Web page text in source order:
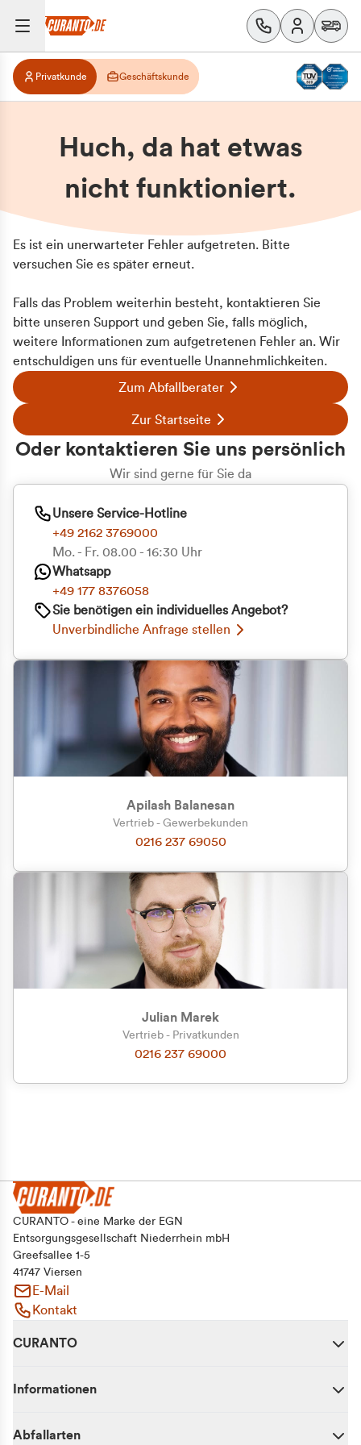
Zu welcher Kundengruppe
gehören Sie?
Privatkunde (inkl. MwSt.)
Geschäftskunde (exkl. MwSt.)
Privatkunde Geschäftskunde
Huch, da hat etwas
nicht funktioniert.
Es ist ein unerwarteter Fehler aufgetreten. Bitte
versuchen Sie es später erneut.
Falls das Problem weiterhin besteht, kontaktieren Sie
bitte unseren Support und geben Sie, falls möglich,
weitere Informationen zum aufgetretenen Fehler an. Wir
entschuldigen uns für eventuelle Unannehmlichkeiten.
Zum Abfallberater
Zur Startseite
Oder kontaktieren Sie uns persönlich
Wir sind gerne für Sie da
Unsere Service-Hotline
+49 2162 3769000
Mo. - Fr. 08.00 - 16:30 Uhr
Whatsapp
+49 177 8376058
Sie benötigen ein individuelles Angebot?
Unverbindliche Anfrage stellen
Apilash Balanesan
Vertrieb - Gewerbekunden
0216 237 69050
Julian Marek
Vertrieb - Privatkunden
0216 237 69000
CURANTO - eine Marke der EGN
Entsorgungsgesellschaft Niederrhein mbH
Greefsallee 1-5
41747 Viersen
E-Mail
Kontakt
CURANTO
Informationen
Abfallarten